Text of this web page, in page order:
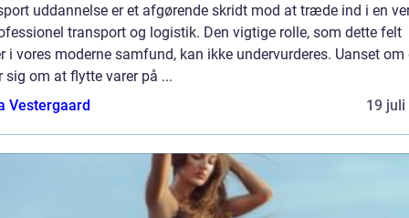
uddannelse er et afgørende skridt mod at træde ind i en
transport og logistik. Den vigtige rolle, som dette felt
i vores moderne samfund, kan ikke undervurderes. Uanset om
sig om at flytte varer på ...
Vestergaard
19 juli